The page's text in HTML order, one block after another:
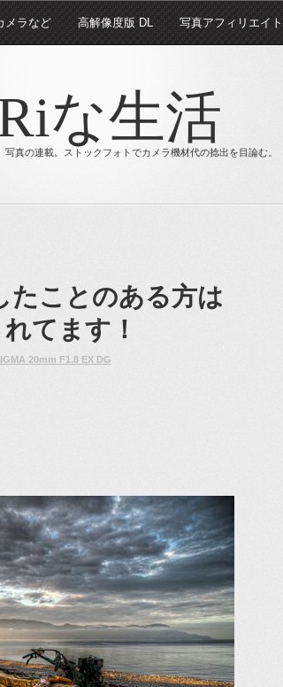
メラなど 高解像度版 DL 写真アフィリエイト
な生活
写真の連載。ストックフォトでカメラ機材代の捻出を目論む。
ことのある方は
てます！
20mm F1.8 EX DG